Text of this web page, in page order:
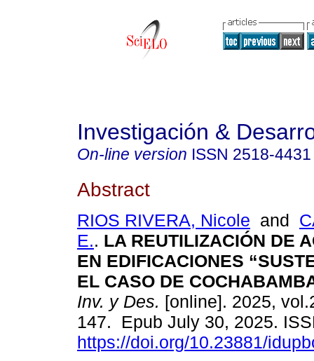
Investigación &
On-line version ISSN 2518-4431
Abstract
RIOS RIVERA, Nicole and
E.. LA REUTILIZACIÓN DE
EN EDIFICACIONES
EL CASO DE
Inv. y Des. [online]. 2025,
147. Epub July 30, 2025.
https://doi.org/10.23881/